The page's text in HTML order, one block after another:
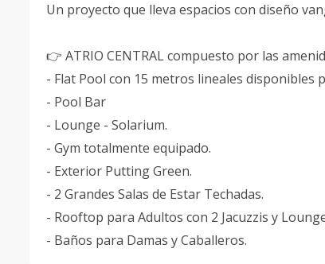
Un proyecto que lleva espacios con diseño
👉 ATRIO CENTRAL compuesto por las
- Flat Pool con 15 metros lineales disponibles
- Pool Bar
- Lounge - Solarium.
- Gym totalmente equipado.
- Exterior Putting Green.
- 2 Grandes Salas de Estar Techadas.
- Rooftop para Adultos con 2 Jacuzzis y
- Baños para Damas y Caballeros.